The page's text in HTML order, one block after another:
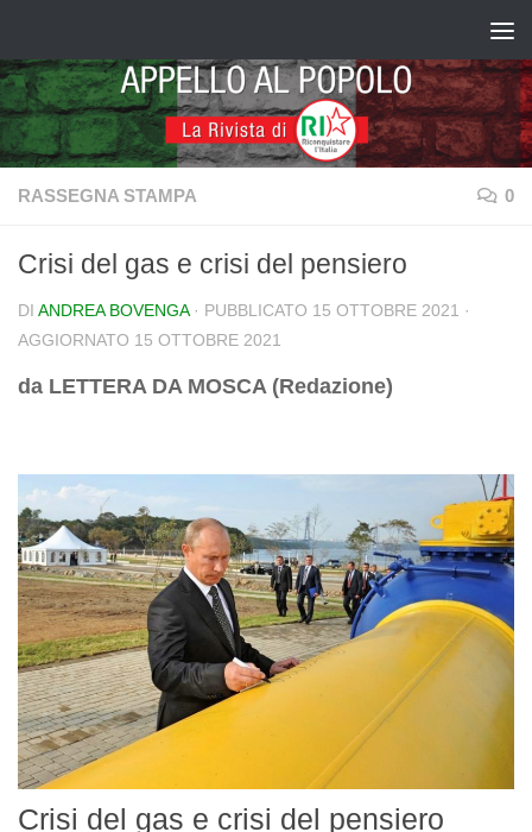
RASSEGNA STAMPA 0
Crisi del gas e crisi del pensiero
DI ANDREA BOVENGA · PUBBLICATO 15 OTTOBRE 2021 ·
AGGIORNATO 15 OTTOBRE 2021
da LETTERA DA MOSCA (Redazione)
Crisi del gas e crisi del pensiero